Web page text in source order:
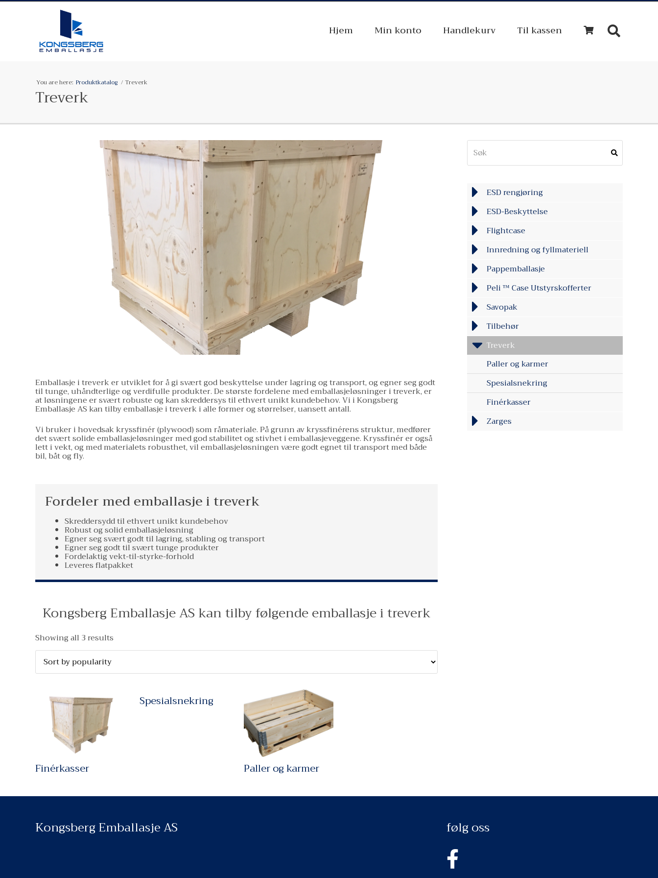
Hjem Min konto Handlekurv Til kassen
You are here: Produktkatalog Treverk
Treverk
Emballasje i treverk er utviklet for å gi svært god beskyttelse under lagring og transport, og egner seg godt
til tunge, uhåndterlige og verdifulle produkter. De største fordelene med emballasjeløsninger i treverk, er
at løsningene er svært robuste og kan skreddersys til ethvert unikt kundebehov. Vi i Kongsberg
Emballasje AS kan tilby emballasje i treverk i alle former og størrelser, uansett antall.
Vi bruker i hovedsak kryssfinér (plywood) som råmateriale. På grunn av kryssfinérens struktur, medfører
det svært solide emballasjeløsninger med god stabilitet og stivhet i emballasjeveggene. Kryssfinér er også
lett i vekt, og med materialets robusthet, vil emballasjeløsningen være godt egnet til transport med både
bil, båt og fly.
Fordeler med emballasje i treverk
Skreddersydd til ethvert unikt kundebehov
Robust og solid emballasjeløsning
Egner seg svært godt til lagring, stabling og transport
Egner seg godt til svært tunge produkter
Fordelaktig vekt-til-styrke-forhold
Leveres flatpakket
Kongsberg Emballasje AS kan tilby følgende emballasje i treverk
Showing all 3 results
Finérkasser
Spesialsnekring
Paller og karmer
ESD rengjøring
ESD-Beskyttelse
Flightcase
Innredning og fyllmateriell
Pappemballasje
Peli ™ Case Utstyrskofferter
Savopak
Tilbehør
Treverk
Paller og karmer
Spesialsnekring
Finérkasser
Zarges
Kongsberg Emballasje AS følg oss